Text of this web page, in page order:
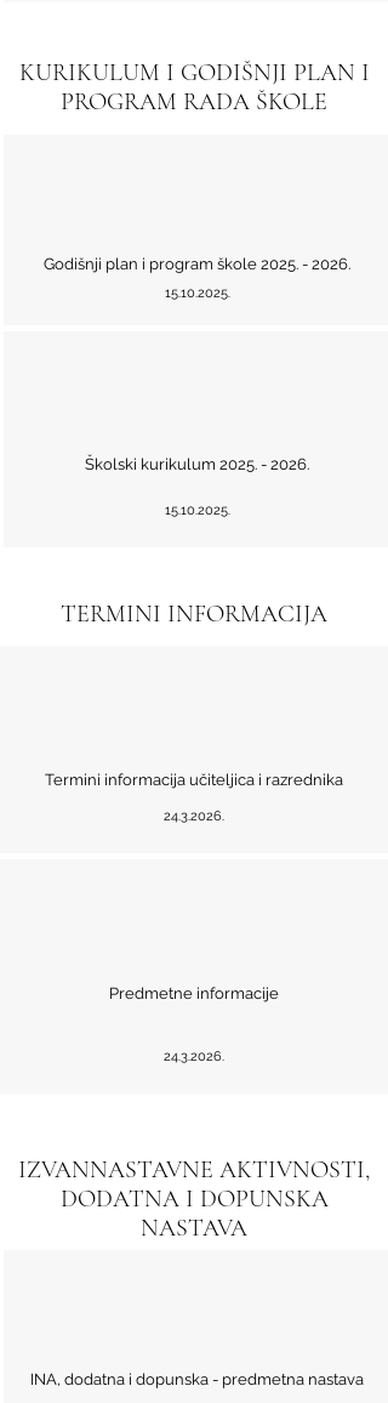
KURIKULUM I GODIŠNJI PLAN I
PROGRAM RADA ŠKOLE
Godišnji plan i program škole 2025. - 2026.
15.10.2025.
Školski kurikulum 2025. - 2026.
15.10.2025.
TERMINI INFORMACIJA
Termini informacija učiteljica i razrednika
24.3.2026.
Predmetne informacije
24.3.2026.
IZVANNASTAVNE AKTIVNOSTI,
DODATNA I DOPUNSKA
NASTAVA
INA, dodatna i dopunska - predmetna nastava